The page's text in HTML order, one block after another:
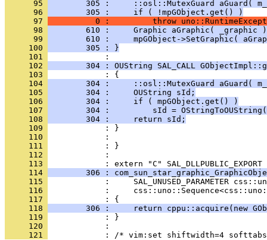
      95
305 :     ::osl::MutexGuard aGuard(
      96
        305 :     if ( !mpGObject.get() )
      97
0 :         throw
      98
610 :     Graphic aGraphic( _graphic
      99
610 :     mpGObject->SetGraphic(
     100
        305 : }
     101
     102
304 : OUString SAL_CALL
     103
     104
304 :     ::osl::MutexGuard aGuard(
     105
        304 :     OUString sId;
     106
        304 :     if ( mpGObject.get() )
     107
304 :         sId =
     108
        304 :     return sId;
     109
     110
     111
     112
            :
     113
     114
306 :
     115
     116
     117
     118
306 :     return cppu::acquire(new
     119
     120
     121